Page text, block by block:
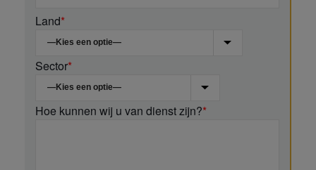
Land*
Sector*
Hoe kunnen wij u van dienst zijn?*